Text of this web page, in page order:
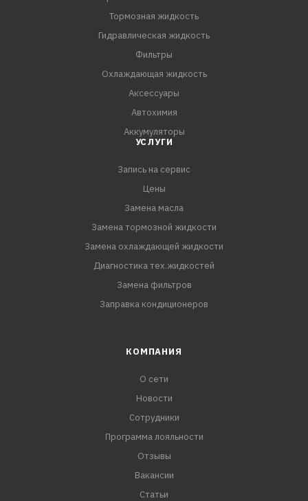
Тормозная жидкость
Гидравлическая жидкость
Фильтры
Охлаждающая жидкость
Аксессуары
Автохимия
Аккумуляторы
УСЛУГИ
Запись на сервис
Цены
Замена масла
Замена тормозной жидкости
Замена охлаждающей жидкости
Диагностика тех.жидкостей
Замена фильтров
Заправка кондиционеров
КОМПАНИЯ
О сети
Новости
Сотрудники
Программа лояльности
Отзывы
Вакансии
Статьи